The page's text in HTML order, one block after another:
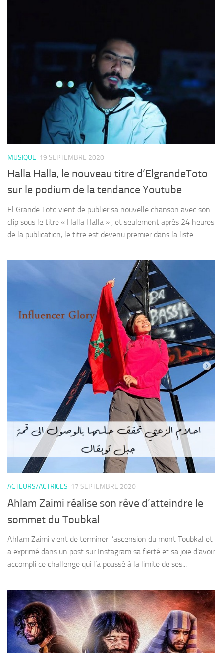
MUSIQUE 19 SEPTEMBRE 2020
Halla Halla, le nouveau titre d’ElgrandeToto
sur le podium de la tendance Youtube
El Grande Toto vient de publier sa nouvelle chanson avec son
clip sous le titre « Halla Halla » , et seulement après 24 heures
de la publication, le titre est devenu premier dans la liste...
ACTEURS/ACTRICES 17 SEPTEMBRE 2020
Ahlam Zaimi réalise son rêve d’atteindre le
sommet du Toubkal
Ahlam Zaimi vient de terminer l’ascension du mont Toubkal et
a exprimé dans un post sur Instagram sa fierté et sa joie d’avoir
accompli ce challenge qui l’a poussé à la limite de ses...